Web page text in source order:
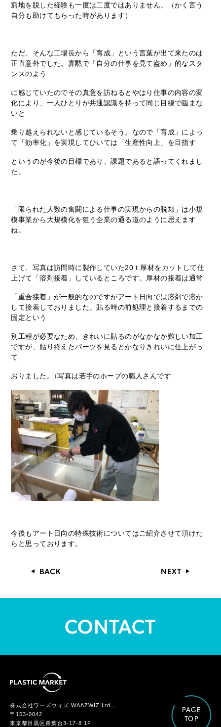
窮地を脱した経験も一度は二度ではありません。（かく言う
自分も助けてもらった時があります）
ただ、そんな工場長から「育成」という言葉が出て来たのは
正直意外でした。寡黙で「自分の仕事を見て盗め」的なスタ
ンスのよう
に感じていたのでその真意を訪ねるとやはり仕事の内容の変
化により、一人ひとりが共通認識を持って同じ目線で臨まな
いと
乗り越えられないと感じているそう。なので「育成」によっ
て「効率化」を実現してひいては「生産性向上」を目指す
というのが今後の目標であり、課題であると語ってくれまし
た。
「限られた人数の奮闘による仕事の実現からの脱却」は小規
模事業から大規模化を狙う企業の通る道のように思えます
ね。
さて、写真は訪問時に製作していた20ｔ厚材をカットして仕
上げて「溶剤接着」しているところです。厚材の接着は通常
「重合接着」が一般的なのですがアート日向では溶剤で溶か
して接着しておりました。貼る時の前処理と接着するまでの
固定という
別工程が必要なため、きれいに貼るのがなかなか難しい加工
ですが、貼り終えたパーツを見るとかなりきれいに仕上がっ
て
おりました。↓写真は若手のホープの職人さんです
今後もアート日向の特殊技術についてはご紹介させて頂けた
らと思っております。
BACK NEXT
CONTACT
株式会社ワーズウィズ WAAZWIZ Ltd.,
〒153-0042
東京都目黒区青葉台3-17-8 1F
PAGE
TOP